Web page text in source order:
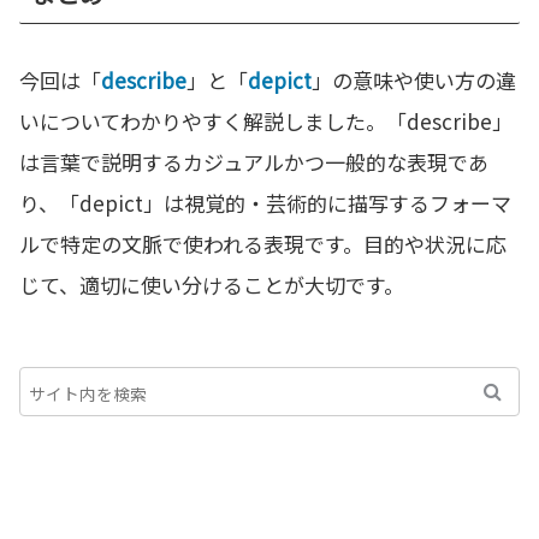
今回は「describe」と「depict」の意味や使い方の違
いについてわかりやすく解説しました。「describe」
は言葉で説明するカジュアルかつ一般的な表現であ
り、「depict」は視覚的・芸術的に描写するフォーマ
ルで特定の文脈で使われる表現です。目的や状況に応
じて、適切に使い分けることが大切です。